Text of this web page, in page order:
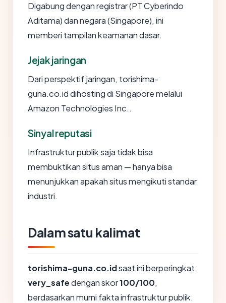
Digabung dengan registrar (PT Cyberindo
Aditama) dan negara (Singapore), ini
memberi tampilan keamanan dasar.
Jejak jaringan
Dari perspektif jaringan, torishima-
guna.co.id dihosting di Singapore melalui
Amazon Technologies Inc..
Sinyal reputasi
Infrastruktur publik saja tidak bisa
membuktikan situs aman — hanya bisa
menunjukkan apakah situs mengikuti standar
industri.
Dalam satu kalimat
torishima-guna.co.idsaat ini berperingkat
very_safedengan skor100/100,
berdasarkan murni fakta infrastruktur publik.